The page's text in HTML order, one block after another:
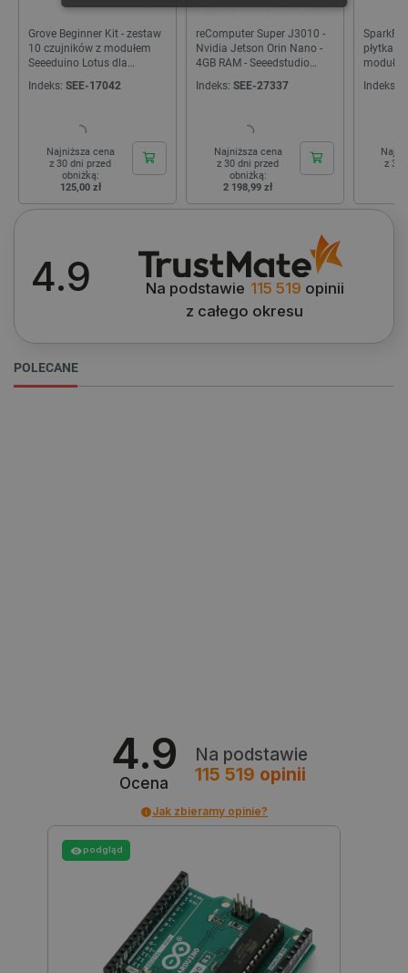
Grove Beginner Kit - zestaw
10 czujników z modułem
Seeeduino Lotus dla
Indeks: SEE-17042
Najniższa cena
z 30 dni przed
obniżką:
125,00 zł
reComputer Super J3010 -
Nvidia Jetson Orin Nano -
4GB RAM - Seeedstudio
Indeks: SEE-27337
Najniższa cena
z 30 dni przed
obniżką:
2 198,99 zł
płytka
21637
Indeks:
z 30
4.9 Na podstawie 115 519 opinii
z całego okresu
POLECANE
4.9
Ocena
Na podstawie
115 519 opinii
Jak zbieramy opinie?
podgląd
TARGETOWANIE
Niezbędne Targetowanie
Funkcjonalność
podstawowych funkcji strony internetowej, takich
jak logowanie użytkownika i zarządzanie kontem.
Bez niezbędnych plików cookie nie można
prawidłowo korzystać ze strony internetowej.
Domena